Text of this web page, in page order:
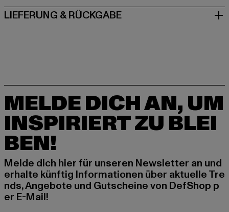
LIEFERUNG & RÜCKGABE
MELDE DICH AN, UM
INSPIRIERT ZU BLEI
BEN!
Melde dich hier für unseren Newsletter an und
erhalte künftig Informationen über aktuelle Tre
nds, Angebote und Gutscheine von DefShop p
er E-Mail!